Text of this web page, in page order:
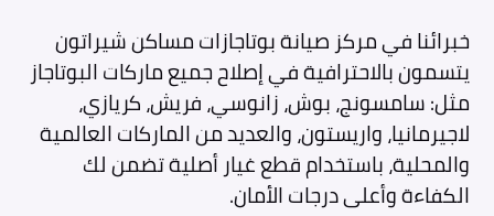
خبرائنا في مركز صيانة بوتاجازات مساكن شيراتون
يتسمون بالاحترافية في إصلاح جميع ماركات البوتاجاز
مثل: سامسونج، بوش، زانوسي، فريش، كريازي،
لاجيرمانيا، واريستون، والعديد من الماركات العالمية
والمحلية، باستخدام قطع غيار أصلية تضمن لك
الكفاءة وأعلى درجات الأمان.